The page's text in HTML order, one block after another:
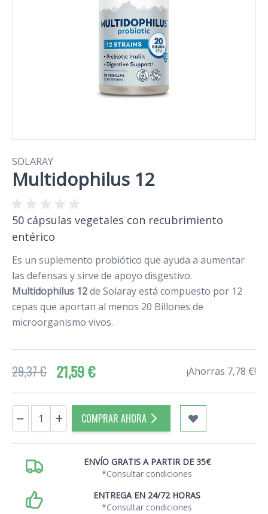
SOLARAY
Multidophilus 12
50 cápsulas vegetales con recubrimiento
entérico
Es un suplemento probiótico que ayuda a aumentar
las defensas y sirve de apoyo disgestivo.
Multidophilus 12de Solaray está compuesto por 12
cepas que aportan al menos 20 Billones de
microorganismo vivos.
29,37 € 21,59 € ¡Ahorras 7,78 €!
Cantidad
− + COMPRAR AHORA
ENVÍO GRATIS A PARTIR DE 35€
*Consultar condiciones
ENTREGA EN 24/72 HORAS
*Consultar condiciones